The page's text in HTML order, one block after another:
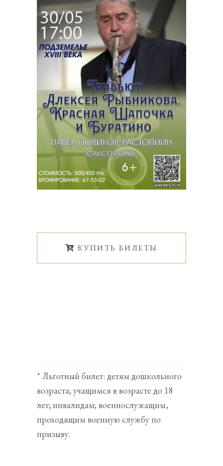
КУПИТЬ БИЛЕТЫ
* Льготный билет: детям дошкольного
возраста; учащимся в возрасте до 18
лет; инвалидам; военнослужащим,
проходящим военную службу по
призыву.